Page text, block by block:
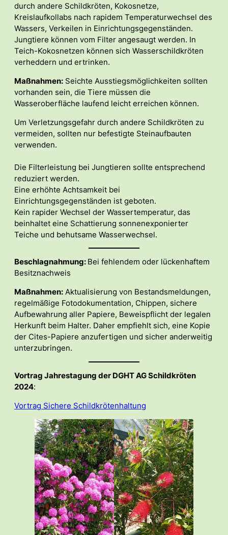
durch andere Schildkröten, Kokosnetze,
Kreislaufkollabs nach rapidem Temperaturwechsel des
Wassers, Verkeilen in Einrichtungsgegenständen.
Jungtiere können vom Filter angesaugt werden. In
Teich-Kokosnetzen können sich Wasserschildkröten
verheddern und ertrinken.
Maßnahmen: Seichte Ausstiegsmöglichkeiten sollten
vorhanden sein, die Tiere müssen die
Wasseroberfläche laufend leicht erreichen können.
Um Verletzungsgefahr durch andere Schildkröten zu
vermeiden, sollten nur befestigte Steinaufbauten
verwenden.
Die Filterleistung bei Jungtieren sollte entsprechend
reduziert werden.
Eine erhöhte Achtsamkeit bei
Einrichtungsgegenständen ist geboten.
Kein rapider Wechsel der Wassertemperatur, das
beinhaltet eine Schattierung sonnenexponierter
Teiche und behutsame Wasserwechsel.
Beschlagnahmung: Bei fehlendem oder lückenhaftem
Besitznachweis
Maßnahmen: Aktualisierung von Bestandsmeldungen,
regelmäßige Fotodokumentation, Chippen, sichere
Aufbewahrung aller Papiere, Beweispflicht der legalen
Herkunft beim Halter. Daher empfiehlt sich, eine Kopie
der Cites-Papiere anzufertigen und sicher anderweitig
unterzubringen.
Vortrag Jahrestagung der DGHT AG Schildkröten
2024:
Vortrag Sichere Schildkrötenhaltung